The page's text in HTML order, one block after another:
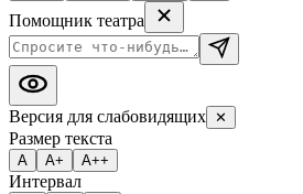
Помощник театра
Версия для слабовидящих ✕
Размер текста
А А+ А++
Интервал